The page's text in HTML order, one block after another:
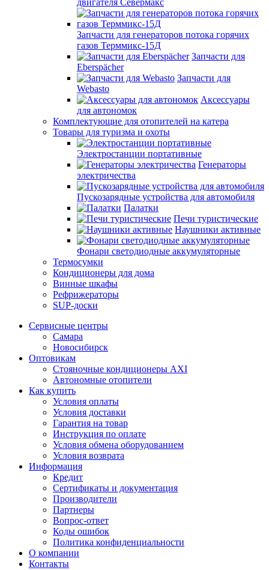
двигателя Севермакс
Запчасти для генераторов потока горячих
газов Терммикс-15Д
Запчасти для
Eberspächer
Запчасти для
Webasto
Аксессуары
для автономок
Комплектующие для отопителей на катера
Товары для туризма и охоты
Электростанции портативные
Генераторы
электричества
Пускозарядные устройства для автомобиля
Палатки
Печи туристические
Наушники активные
Фонари светодиодные аккумуляторные
Термосумки
Кондиционеры для дома
Винные шкафы
Рефрижераторы
SUP-доски
Сервисные центры
Самара
Новосибирск
Оптовикам
Стояночные кондиционеры AXI
Автономные отопители
Как купить
Условия оплаты
Условия доставки
Гарантия на товар
Инструкция по оплате
Условия обмена оборудованием
Условия возврата
Информация
Кредит
Сертификаты и документация
Производители
Партнеры
Вопрос-ответ
Коды ошибок
Политика конфиденциальности
О компании
Контакты